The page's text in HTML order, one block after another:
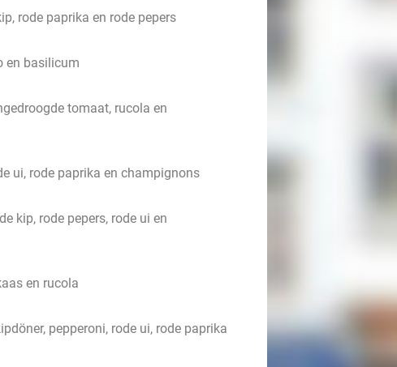
rode paprika en rode pepers
en basilicum
tomaat, rucola en
ui, rode paprika en champignons
kip, rode pepers, rode ui en
en rucola
pepperoni, rode ui, rode paprika